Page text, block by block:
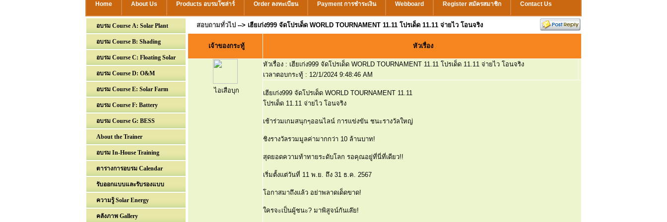
Home About Us Products อบรมโซล่าร์ Order ลงทะเบียน Payment การชำระเงิน Webboard Register สมัครสมาชิก Contact Us
อบรม Course A: Solar Plant
อบรม Course B: Shading
อบรม Course C: Floating Solar
อบรม Course D: O&M
อบรม Course E: Solar Farm
อบรม Course F: Battery
อบรม Course G: BESS
About the Trainer
อบรม In-House Training
ตารางการอบรม Calendar
รับออกแบบและรับรองแบบ
ความรู้ Solar Energy
คลังภาพ Gallery
สอบถามทั่วไป --> เฮียเก่ง999 จัดโปรเด็ด WORLD TOURNAMENT 11.11 โปรเด็ด 11.11 จ่ายไว โอนจริง
เจ้าของกระทู้ หัวเรื่อง
ไอเสือบุก
หัวเรื่อง : เฮียเก่ง999 จัดโปรเด็ด WORLD TOURNAMENT 11.11 โปรเด็ด 11.11 จ่ายไว โอนจริง
เวลาตอบกระทู้ : 12/1/2024 9:48:46 AM
เฮียเก่ง999 จัดโปรเด็ด WORLD TOURNAMENT 11.11
โปรเด็ด 11.11 จ่ายไว โอนจริง
เช้าร่วมเกมสนุกๆออนไลน์ การแข่งขัน ชนะรางวัลใหญ่
ชิงรางวัลรวมมูลค่ามากกว่า 10 ล้านบาท!
สุดยอดความท้าทายระดับโลก รอคุณอยู่ที่นี่ที่เดียว!!
เริ่มตั้งแต่วันที่ 11 พ.ย. ถึง 31 ธ.ค. 2567
โอกาสมาถึงแล้ว อย่าพลาดเด็ดขาด!
ใครจะเป็นผู้ชนะ? มาพิสูจน์กันเล๊ย!